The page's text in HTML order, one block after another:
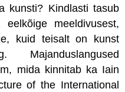
kunsti? Kindlasti tasub
meeldivusest,
kuid teisalt on kunst
Majanduslangused
mida kinnitab ka Iain
of the International